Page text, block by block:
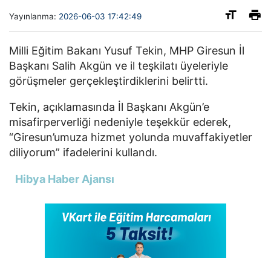
Yayınlanma: 2026-06-03 17:42:49
Milli Eğitim Bakanı Yusuf Tekin, MHP Giresun İl
Başkanı Salih Akgün ve il teşkilatı üyeleriyle
görüşmeler gerçekleştirdiklerini belirtti.
Tekin, açıklamasında İl Başkanı Akgün’e
misafirperverliği nedeniyle teşekkür ederek,
“Giresun’umuza hizmet yolunda muvaffakiyetler
diliyorum” ifadelerini kullandı.
Hibya Haber Ajansı